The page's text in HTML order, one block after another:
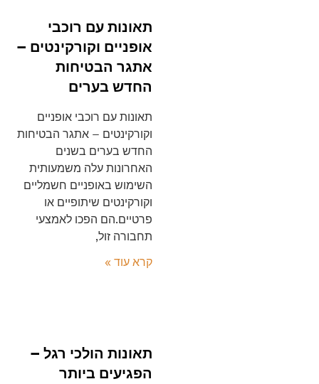
תאונות עם רוכבי
אופניים וקורקינטים –
אתגר הבטיחות
החדש בערים
תאונות עם רוכבי אופניים
וקורקינטים – אתגר הבטיחות
החדש בערים בשנים
האחרונות עלה משמעותית
השימוש באופניים חשמליים
וקורקינטים שיתופיים או
פרטיים.הם הפכו לאמצעי
תאונות הולכי רגל –
הפגיעים ביותר